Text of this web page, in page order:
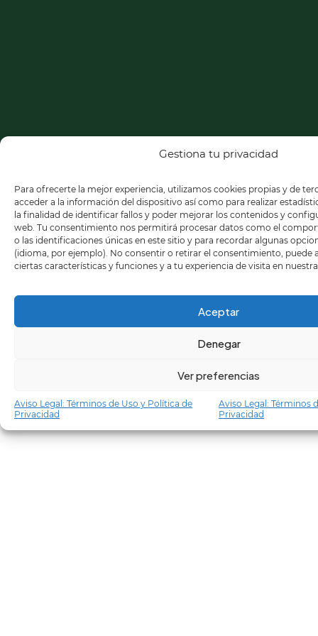
Gestiona tu privacidad
Para ofrecerte la mejor experiencia, utilizamos cookies propias y de
acceder a la información del dispositivo así como para realizar
la finalidad de identificar fallos y poder mejorar los contenidos y
web. Tu consentimiento nos permitirá procesar datos como el
o las identificaciones únicas en este sitio y para recordar algunas
(idioma, por ejemplo). No consentir o retirar el consentimiento, puede
ciertas características y funciones y a tu experiencia de visita en
Aceptar
Denegar
Ver preferencias
Aviso Legal: Términos de Uso y Política de
Privacidad
Aviso Legal: Términos
Privacidad